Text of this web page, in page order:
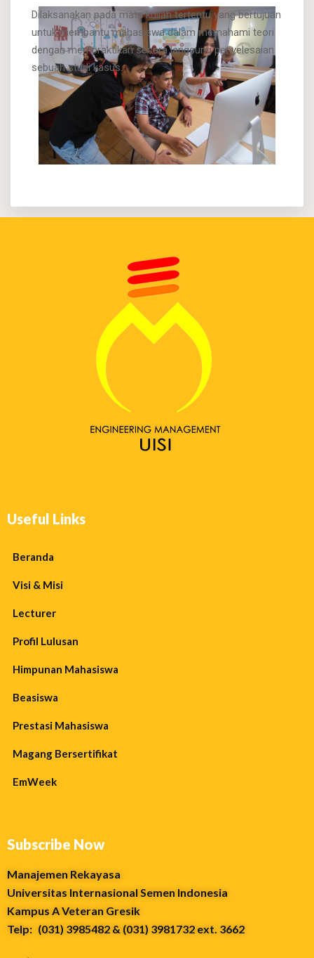
Dilaksanakan pada mata kuliah tertentu yang bertujuan
untuk membantu mahasiswa dalam memahami teori
dengan mempraktikan secara langsung penyelesaian
sebuah studi kasus.
Useful Links
Beranda
Visi & Misi
Lecturer
Profil Lulusan
Himpunan Mahasiswa
Beasiswa
Prestasi Mahasiswa
Magang Bersertifikat
EmWeek
Subscribe Now
Manajemen Rekayasa
Universitas Internasional Semen Indonesia
Kampus A Veteran Gresik
Telp: (031) 3985482 & (031) 3981732 ext. 3662